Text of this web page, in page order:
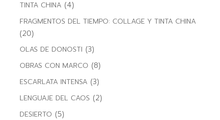
TINTA CHINA (4)
FRAGMENTOS DEL TIEMPO: COLLAGE Y TINTA CHINA
(20)
OLAS DE DONOSTI (3)
OBRAS CON MARCO (8)
ESCARLATA INTENSA (3)
LENGUAJE DEL CAOS (2)
DESIERTO (5)